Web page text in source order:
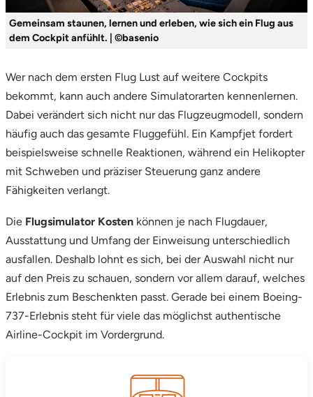
Gemeinsam staunen, lernen und erleben, wie sich ein Flug aus
dem Cockpit anfühlt. | ©basenio
Wer nach dem ersten Flug Lust auf weitere Cockpits
bekommt, kann auch andere Simulatorarten kennenlernen.
Dabei verändert sich nicht nur das Flugzeugmodell, sondern
häufig auch das gesamte Fluggefühl. Ein Kampfjet fordert
beispielsweise schnelle Reaktionen, während ein Helikopter
mit Schweben und präziser Steuerung ganz andere
Fähigkeiten verlangt.
Die Flugsimulator Kosten können je nach Flugdauer,
Ausstattung und Umfang der Einweisung unterschiedlich
ausfallen. Deshalb lohnt es sich, bei der Auswahl nicht nur
auf den Preis zu schauen, sondern vor allem darauf, welches
Erlebnis zum Beschenkten passt. Gerade bei einem Boeing-
737-Erlebnis steht für viele das möglichst authentische
Airline-Cockpit im Vordergrund.